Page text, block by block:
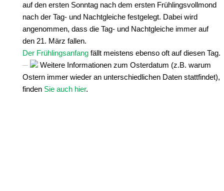
auf den ersten Sonntag nach dem ersten Frühlingsvollmond
nach der Tag- und Nachtgleiche festgelegt. Dabei wird
angenommen, dass die Tag- und Nachtgleiche immer auf
den 21. März fallen.
Der Frühlingsanfang fällt meistens ebenso oft auf diesen Tag.
Weitere Informationen zum Osterdatum (z.B. warum
Ostern immer wieder an unterschiedlichen Daten stattfindet),
finden Sie auch hier.